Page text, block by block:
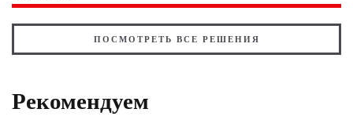
ПОСМОТРЕТЬ ВСЕ РЕШЕНИЯ
Рекомендуем